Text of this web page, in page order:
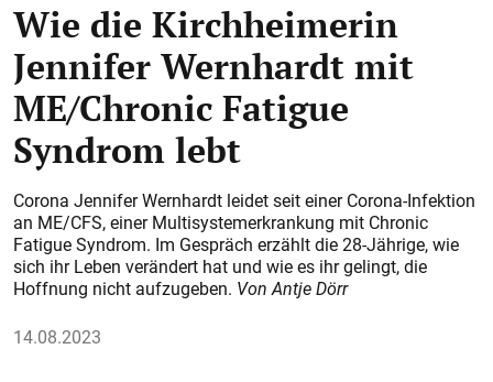
Wie die Kirchheimerin
Jennifer Wernhardt mit
ME/Chronic Fatigue
Syndrom lebt
Corona Jennifer Wernhardt leidet seit einer Corona-Infektion
an ME/CFS, einer Multisystemerkrankung mit Chronic
Fatigue Syndrom. Im Gespräch erzählt die 28-Jährige, wie
sich ihr Leben verändert hat und wie es ihr gelingt, die
Hoffnung nicht aufzugeben. Von Antje Dörr
14.08.2023